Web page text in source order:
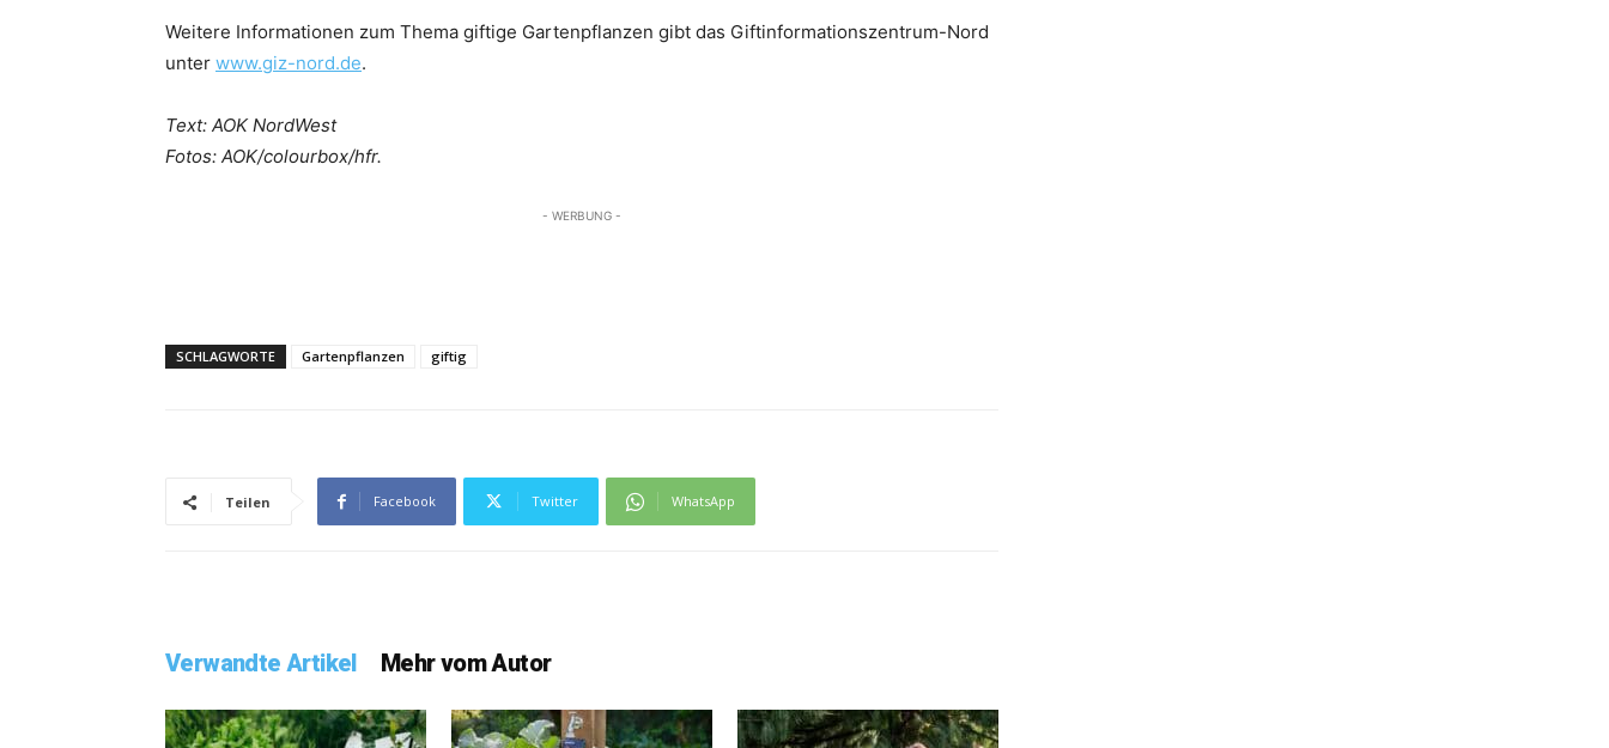
Weitere Informationen zum Thema giftige Gartenpflanzen gibt das Giftinformationszentrum-Nord
unter www.giz-nord.de.
Text: AOK NordWest
Fotos: AOK/colourbox/hfr.
- WERBUNG -
SCHLAGWORTE Gartenpflanzen giftig
Teilen Facebook Twitter WhatsApp
Verwandte Artikel Mehr vom Autor